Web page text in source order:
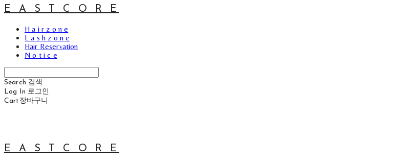
E A S T C O R E
H a i r z o n e
L a s h z o n e
Hair Reservation
N o t i c e
Search 검색
Log In 로그인
Cart 장바구니
E A S T C O R E